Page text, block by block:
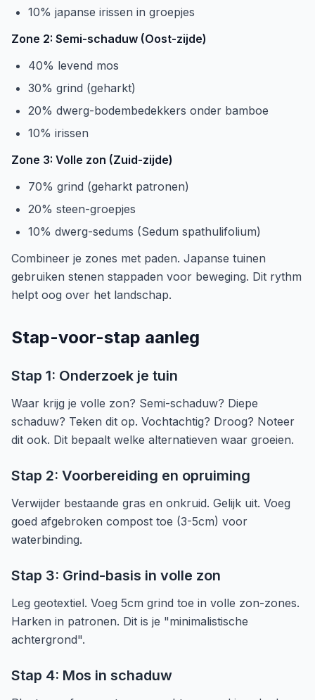
10% japanse irissen in groepjes
Zone 2: Semi-schaduw (Oost-zijde)
40% levend mos
30% grind (geharkt)
20% dwerg-bodembedekkers onder bamboe
10% irissen
Zone 3: Volle zon (Zuid-zijde)
70% grind (geharkt patronen)
20% steen-groepjes
10% dwerg-sedums (Sedum spathulifolium)
Combineer je zones met paden. Japanse tuinen
gebruiken stenen stappaden voor beweging. Dit rythm
helpt oog over het landschap.
Stap-voor-stap aanleg
Stap 1: Onderzoek je tuin
Waar krijg je volle zon? Semi-schaduw? Diepe
schaduw? Teken dit op. Vochtachtig? Droog? Noteer
dit ook. Dit bepaalt welke alternatieven waar groeien.
Stap 2: Voorbereiding en opruiming
Verwijder bestaande gras en onkruid. Gelijk uit. Voeg
goed afgebroken compost toe (3-5cm) voor
waterbinding.
Stap 3: Grind-basis in volle zon
Leg geotextiel. Voeg 5cm grind toe in volle zon-zones.
Harken in patronen. Dit is je "minimalistische
achtergrond".
Stap 4: Mos in schaduw